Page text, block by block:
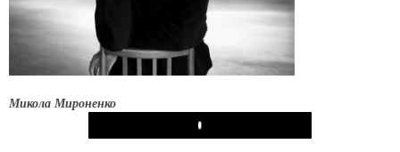
Микола Мироненко
Play